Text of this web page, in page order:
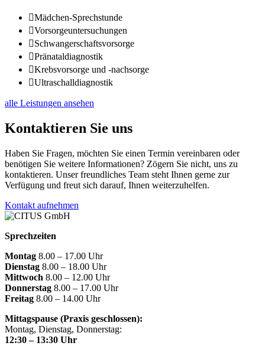
Mädchen-Sprechstunde
Vorsorgeuntersuchungen
Schwangerschaftsvorsorge
Pränataldiagnostik
Krebsvorsorge und -nachsorge
Ultraschalldiagnostik
alle Leistungen ansehen
Kontaktieren Sie uns
Haben Sie Fragen, möchten Sie einen Termin vereinbaren oder
benötigen Sie weitere Informationen? Zögern Sie nicht, uns zu
kontaktieren. Unser freundliches Team steht Ihnen gerne zur
Verfügung und freut sich darauf, Ihnen weiterzuhelfen.
Kontakt aufnehmen
Sprechzeiten
Montag 8.00 – 17.00 Uhr
Dienstag 8.00 – 18.00 Uhr
Mittwoch 8.00 – 12.00 Uhr
Donnerstag 8.00 – 17.00 Uhr
Freitag 8.00 – 14.00 Uhr
Mittagspause (Praxis geschlossen):
Montag, Dienstag, Donnerstag:
12:30 – 13:30 Uhr